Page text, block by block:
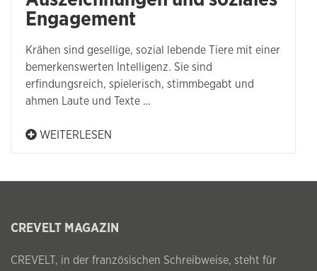
Engagement
Krähen sind gesellige, sozial lebende Tiere mit einer
bemerkenswerten Intelligenz. Sie sind
erfindungsreich, spielerisch, stimmbegabt und
ahmen Laute und Texte …
WEITERLESEN
CREVELT MAGAZIN
CREVELT, in der französischen Schreibweise, steht für